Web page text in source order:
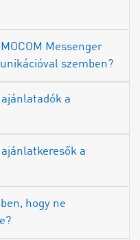
Messenger
szemben?
a
a
hogy ne